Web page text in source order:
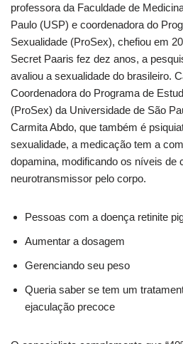
professora da Faculdade de
Paulo (USP) e coordenadora do
Sexualidade (ProSex), chefiou em
Secret Paaris fez dez anos, a
avaliou a sexualidade do brasileiro.
Coordenadora do Programa de
(ProSex) da Universidade de São
Carmita Abdo, que também é
sexualidade, a medicação tem a
dopamina, modificando os níveis de
neurotransmissor pelo corpo.
Pessoas com a doença retinite
Aumentar a dosagem
Gerenciando seu peso
Queria saber se tem um
ejaculação precoce